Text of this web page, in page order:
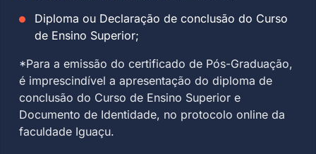
Diploma ou Declaração de conclusão do Curso
de Ensino Superior;
*Para a emissão do certificado de Pós-Graduação,
é imprescindível a apresentação do diploma de
conclusão do Curso de Ensino Superior e
Documento de Identidade, no protocolo online da
faculdade Iguaçu.